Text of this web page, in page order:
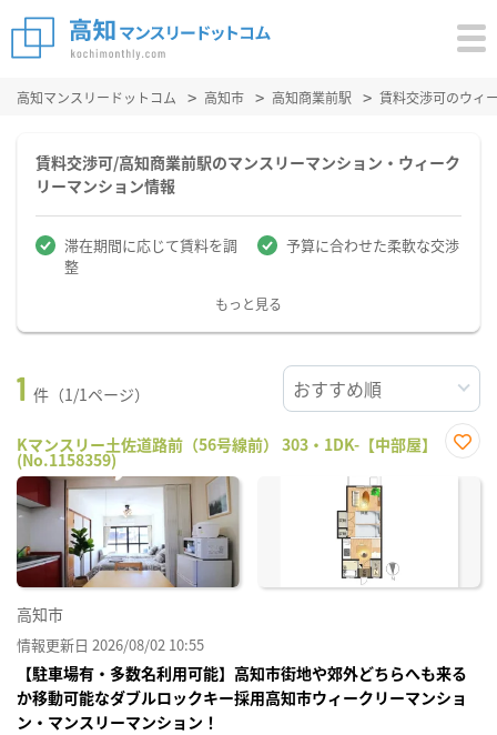
高知マンスリードットコム 高知市 高知商業前駅 賃料交渉可のウィ
賃料交渉可/高知商業前駅のマンスリーマンション・ウィーク
リーマンション情報
滞在期間に応じて賃料を調
整
予算に合わせた柔軟な交渉
もっと見る
1 件（1/1ページ）
Kマンスリー土佐道路前（56号線前） 303・1DK-【中部屋】
(No.1158359)
に入
高知市
情報更新日 2026/08/02 10:55
【駐車場有・多数名利用可能】高知市街地や郊外どちらへも来る
か移動可能なダブルロックキー採用高知市ウィークリーマンショ
ン・マンスリーマンション！